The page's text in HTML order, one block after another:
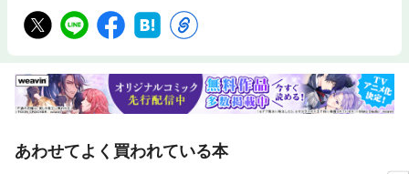
あわせてよく買われている本